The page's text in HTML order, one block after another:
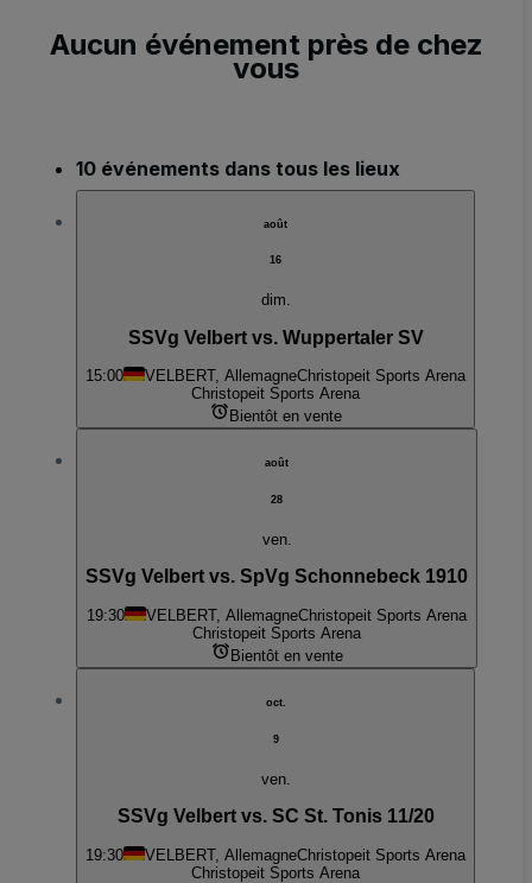
Aucun événement près de chez
vous
10 événements dans tous les lieux
août
16
dim.
SSVg Velbert vs. Wuppertaler SV
15:00 VELBERT, AllemagneChristopeit Sports Arena
Christopeit Sports Arena
Bientôt en vente
août
28
ven.
SSVg Velbert vs. SpVg Schonnebeck 1910
19:30 VELBERT, AllemagneChristopeit Sports Arena
Christopeit Sports Arena
Bientôt en vente
oct.
9
ven.
SSVg Velbert vs. SC St. Tonis 11/20
19:30 VELBERT, AllemagneChristopeit Sports Arena
Christopeit Sports Arena